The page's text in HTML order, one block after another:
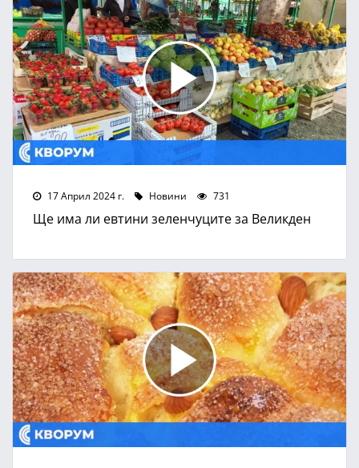
17 Април 2024 г. Новини 731
Ще има ли евтини зеленчуците за Великден